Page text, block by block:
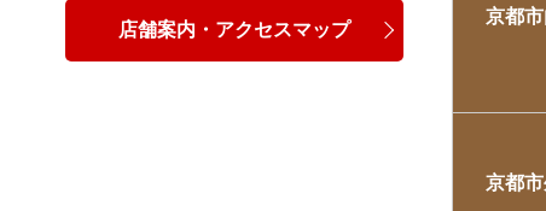
店舗案内・アクセスマップ
京都
京都